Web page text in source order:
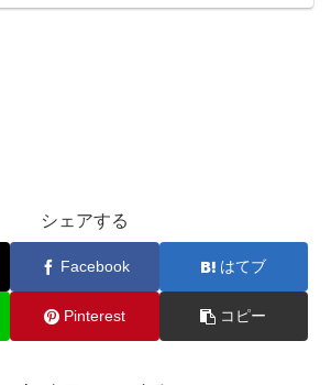
シェアする
Facebook はてブ
Pinterest コピー